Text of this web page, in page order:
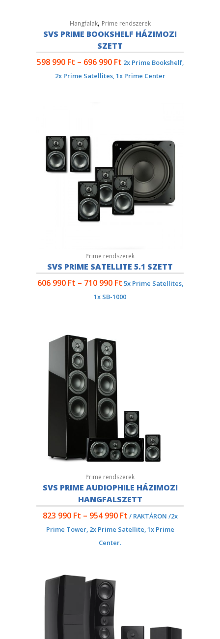
Hangfalak, Prime rendszerek
SVS PRIME BOOKSHELF HÁZIMOZI
SZETT
598 990 Ft – 696 990 Ft 2x Prime Bookshelf,
2x Prime Satellites, 1x Prime Center
Prime rendszerek
SVS PRIME SATELLITE 5.1 SZETT
606 990 Ft – 710 990 Ft 5x Prime Satellites,
1x SB-1000
Prime rendszerek
SVS PRIME AUDIOPHILE HÁZIMOZI
HANGFALSZETT
823 990 Ft – 954 990 Ft / RAKTÁRON /2x
Prime Tower, 2x Prime Satellite, 1x Prime
Center.